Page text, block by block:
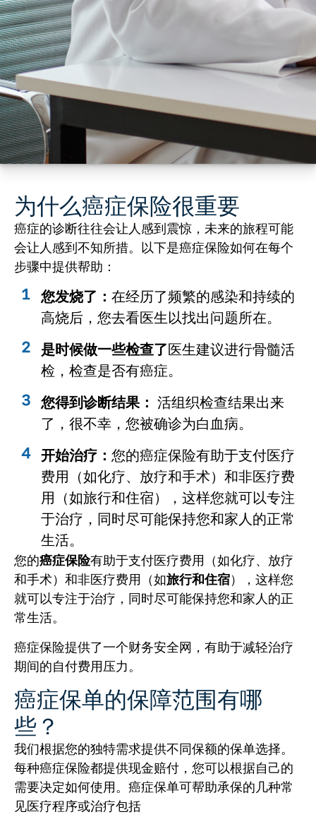
为什么癌症保险很重要
癌症的诊断往往会让人感到震惊，未来的旅程可能
会让人感到不知所措。以下是癌症保险如何在每个
步骤中提供帮助：
您发烧了： 在经历了频繁的感染和持续的
高烧后，您去看医生以找出问题所在。
是时候做一些检查了医生建议进行骨髓活
检，检查是否有癌症。
您得到诊断结果： 活组织检查结果出来
了，很不幸，您被确诊为白血病。
开始治疗： 您的癌症保险有助于支付医疗
费用（如化疗、放疗和手术）和非医疗费
用（如旅行和住宿），这样您就可以专注
于治疗，同时尽可能保持您和家人的正常
生活。
您的癌症保险有助于支付医疗费用（如化疗、放疗
和手术）和非医疗费用（如旅行和住宿），这样您
就可以专注于治疗，同时尽可能保持您和家人的正
常生活。
癌症保险提供了一个财务安全网，有助于减轻治疗
期间的自付费用压力。
癌症保单的保障范围有哪
些？
我们根据您的独特需求提供不同保额的保单选择。
每种癌症保险都提供现金赔付，您可以根据自己的
需要决定如何使用。癌症保单可帮助承保的几种常
见医疗程序或治疗包括